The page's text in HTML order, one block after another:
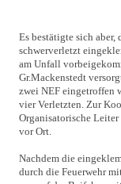
Es bestätigte sich aber,
schwerverletzt
am Unfall
Gr.Mackenstedt
zwei NEF eingetroffen
vier Verletzten. Zur
Organisatorische
vor Ort.
Nachdem die
durch die Feuerwehr